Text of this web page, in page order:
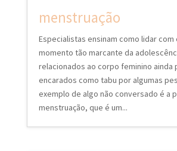
menstruação
Especialistas ensinam como lidar com
momento tão marcante da
relacionados ao corpo feminino ainda
encarados como tabu por algumas
exemplo de algo não conversado é a
menstruação, que é um...